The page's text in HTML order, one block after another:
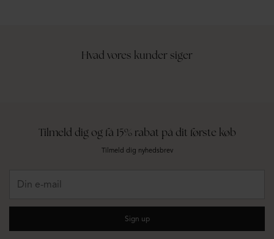
Hvad vores kunder siger
Tilmeld dig og få 15% rabat på dit første køb
Tilmeld dig nyhedsbrev
Sign up